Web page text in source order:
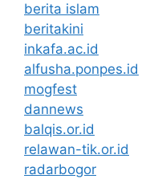
berita islam
beritakini
inkafa.ac.id
alfusha.ponpes.id
mogfest
dannews
balqis.or.id
relawan-tik.or.id
radarbogor